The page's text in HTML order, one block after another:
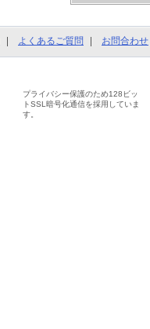
よくあるご質問 お問合わせ
プライバシー保護のため128ビッ
トSSL暗号化通信を採用していま
す。